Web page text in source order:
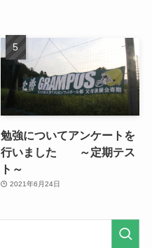
勉強についてアンケートを
行いました ～定期テス
ト～
2021年6月24日